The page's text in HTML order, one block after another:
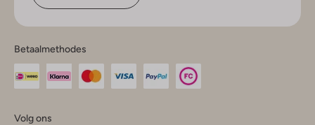
Betaalmethodes
Volg ons